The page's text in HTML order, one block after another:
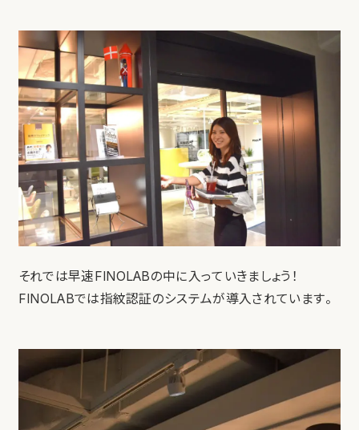
それでは早速FINOLABの中に入っていきましょう！
FINOLABでは指紋認証のシステムが導入されています。